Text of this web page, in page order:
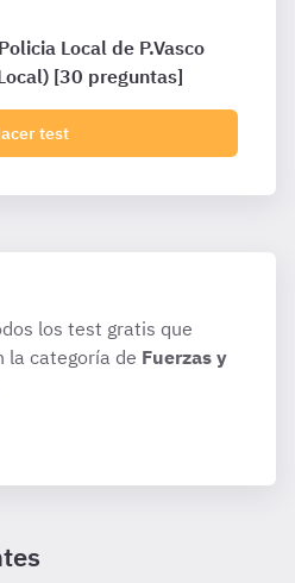
Local de P.Vasco
[30 preguntas]
test
los test gratis que
la categoría de Fuerzas y